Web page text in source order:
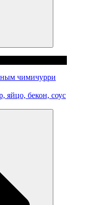
чимичурри
яйцо, бекон, соус